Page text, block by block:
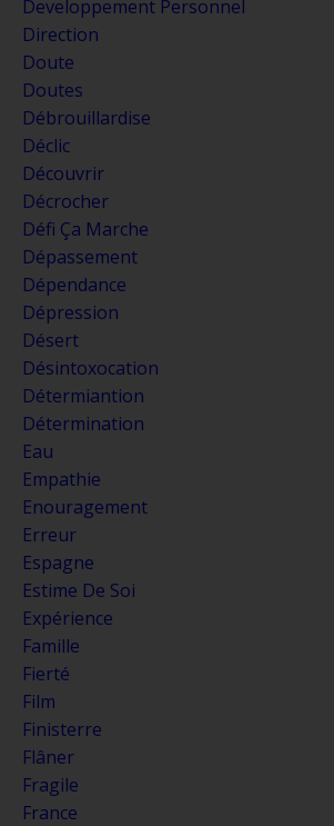
Developpement Personnel
Direction
Doute
Doutes
Débrouillardise
Déclic
Découvrir
Décrocher
Défi Ça Marche
Dépassement
Dépendance
Dépression
Désert
Désintoxocation
Détermiantion
Détermination
Eau
Empathie
Enouragement
Erreur
Espagne
Estime De Soi
Expérience
Famille
Fierté
Film
Finisterre
Flâner
Fragile
France